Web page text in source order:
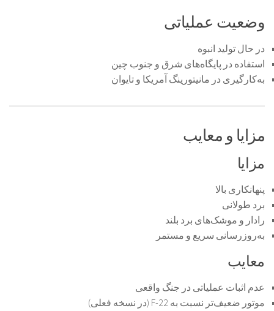
وضعیت عملیاتی
در حال تولید انبوه
استفاده در پایگاه‌های شرق و جنوب چین
به‌کارگیری در مانیتورینگ آمریکا و تایوان
مزایا و معایب
مزایا
پنهانکاری بالا
برد طولانی
رادار و موشک‌های برد بلند
به‌روزرسانی سریع و مستمر
معایب
عدم اثبات عملیاتی در جنگ واقعی
موتور ضعیف‌تر نسبت به F-22 (در نسخه فعلی)